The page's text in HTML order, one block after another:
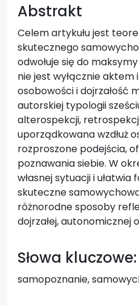
Abstrakt
Celem artykułu jest
skutecznego
odwołuje się do
nie jest wyłącznie
osobowości i dojrzałość
autorskiej typologii
alterospekcji,
uporządkowana wzdłuż
rozproszone podejścia,
poznawania siebie. W
własnej sytuacji i
skuteczne
różnorodne sposoby
dojrzałej, autonomicznej
Słowa kluczowe:
samopoznanie,